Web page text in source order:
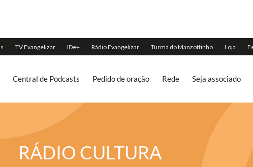
Central de Podcasts Pedido de oração Rede Seja associado
RÁDIO CULTURA